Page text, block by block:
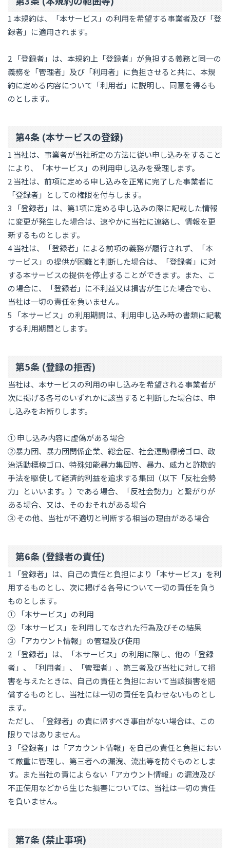
1 本規約は、「本サービス」の利用を希望する事業者及び「登
録者」に適用されます。
2 「登録者」は、本規約上「登録者」が負担する義務と同一の
義務を「管理者」及び「利用者」に負担させると共に、本規
約に定める内容について「利用者」に説明し、同意を得るも
のとします。
第4条 (本サービスの登録)
1 当社は、事業者が当社所定の方法に従い申し込みをすること
により、「本サービス」の利用申し込みを受理します。
2 当社は、前項に定める申し込みを正常に完了した事業者に
「登録者」としての権限を付与します。
3 「登録者」は、第1項に定める申し込みの際に記載した情報
に変更が発生した場合は、速やかに当社に連絡し、情報を更
新するものとします。
4 当社は、「登録者」による前項の義務が履行されず、「本
サービス」の提供が困難と判断した場合は、「登録者」に対
する本サービスの提供を停止することができます。また、こ
の場合に、「登録者」に不利益又は損害が生じた場合でも、
当社は一切の責任を負いません。
5 「本サービス」の利用期間は、利用申し込み時の書類に記載
する利用期間とします。
第5条 (登録の拒否)
当社は、本サービスの利用の申し込みを希望される事業者が
次に掲げる各号のいずれかに該当すると判断した場合は、申
し込みをお断りします。
① 申し込み内容に虚偽がある場合
②暴力団、暴力団関係企業、総会屋、社会運動標榜ゴロ、政
治活動標榜ゴロ、特殊知能暴力集団等、暴力、威力と詐欺的
手法を駆使して経済的利益を追求する集団（以下「反社会勢
力」といいます。）である場合、「反社会勢力」と繋がりが
ある場合、又は、そのおそれがある場合
③ その他、当社が不適切と判断する相当の理由がある場合
第6条 (登録者の責任)
1 「登録者」は、自己の責任と負担により「本サービス」を利
用するものとし、次に掲げる各号について一切の責任を負う
ものとします。
① 「本サービス」の利用
② 「本サービス」を利用してなされた行為及びその結果
③ 「アカウント情報」の管理及び使用
2 「登録者」は、「本サービス」の利用に際し、他の「登録
者」、「利用者」、「管理者」、第三者及び当社に対して損
害を与えたときは、自己の責任と負担において当該損害を賠
償するものとし、当社には一切の責任を負わせないものとし
ます。
ただし、「登録者」の責に帰すべき事由がない場合は、この
限りではありません。
3 「登録者」は「アカウント情報」を自己の責任と負担におい
て厳重に管理し、第三者への漏洩、流出等を防ぐものとしま
す。また当社の責によらない「アカウント情報」の漏洩及び
不正使用などから生じた損害については、当社は一切の責任
を負いません。
第7条 (禁止事項)